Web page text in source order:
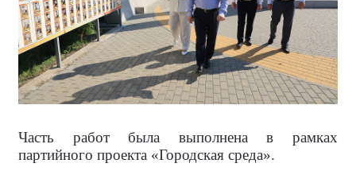
Часть работ была выполнена в рамках
партийного проекта «Городская среда».